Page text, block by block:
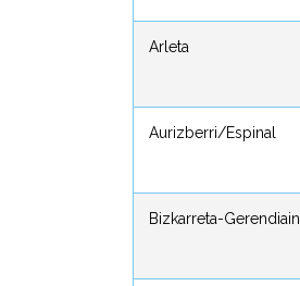
Arleta
Aurizberri/Espinal
Bizkarreta-Gerendiain
Arleta
Aurizberri/Espinal
Bizkarreta-Gerendiain